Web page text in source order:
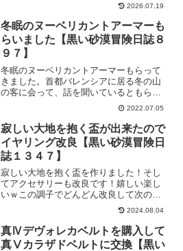
ルぽんのアバターを確認できるように一
覧にしてみました。ヴァルキリーを使っ
ている方の参考にもなると嬉しいです
ね。
2026.07.19
冬眠のヌーベリカントアーマーも
らいました【黒い砂漠冒険日誌８
９７】
冬眠のヌーベリカントアーマーもらって
きました。首都バレンシアに居る冬の山
の客に会って、話を聞いているともらえ
ます。やることは単純なんだけど、意外
にも想定外のところでイラッとしますｗ
もらえたからいいけど。とりあえずは、
その先はまだまだ遠いので倉庫へｗ
2022.07.05
寂しい大地を抱く盃が出来たので
イヤリング改良【黒い砂漠冒険日
誌１３４７】
寂しい大地を抱く盃を作りました！そし
てアクセサリーも改良です！嬉しい楽し
いｗこの調子でどんどん改良して次の上
位狩り場にチャレンジ出来るようになる
といいなー。その前に、全てのアクセサ
リーを真Ⅴにしないといけないんだけど
ｗ
2024.08.04
真Ⅳデヴォレカベルトを購入して
真Ⅴカラザドベルトに交換【黒い